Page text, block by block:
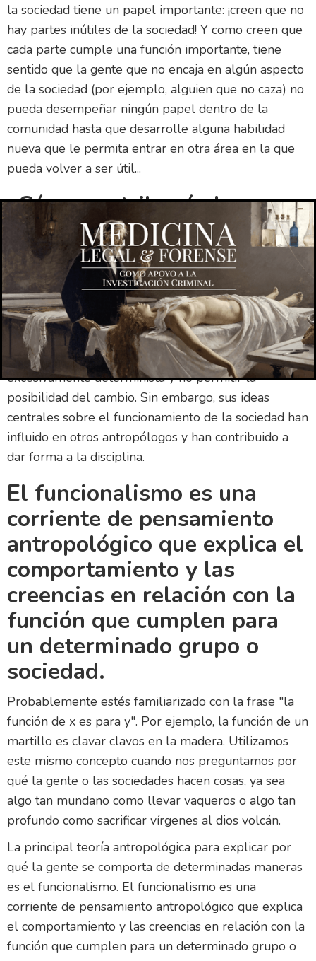
la sociedad tiene un papel importante: ¡creen que no
hay partes inútiles de la sociedad! Y como creen que
cada parte cumple una función importante, tiene
sentido que la gente que no encaja en algún aspecto
de la sociedad (por ejemplo, alguien que no caza) no
pueda desempeñar ningún papel dentro de la
comunidad hasta que desarrolle alguna habilidad
nueva que le permita entrar en otra área en la que
pueda volver a ser útil...
¿Cómo contribuyó el
funcionalismo en
antropología a la
antropología como ciencia?
¿Cómo contribuyó el funcionalismo a la antropología
como ciencia?
El funcionalismo ha sido criticado por ser
excesivamente determinista y no permitir la
posibilidad del cambio. Sin embargo, sus ideas
centrales sobre el funcionamiento de la sociedad han
influido en otros antropólogos y han contribuido a
dar forma a la disciplina.
El funcionalismo es una
corriente de pensamiento
antropológico que explica el
comportamiento y las
creencias en relación con la
función que cumplen para
un determinado grupo o
sociedad.
Probablemente estés familiarizado con la frase "la
función de x es para y". Por ejemplo, la función de un
martillo es clavar clavos en la madera. Utilizamos
este mismo concepto cuando nos preguntamos por
qué la gente o las sociedades hacen cosas, ya sea
algo tan mundano como llevar vaqueros o algo tan
profundo como sacrificar vírgenes al dios volcán.
La principal teoría antropológica para explicar por
qué la gente se comporta de determinadas maneras
es el funcionalismo. El funcionalismo es una
corriente de pensamiento antropológico que explica
el comportamiento y las creencias en relación con la
función que cumplen para un determinado grupo o